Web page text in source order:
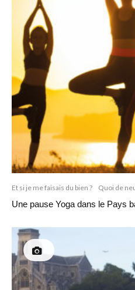
Et si je me faisais du bien ? Quoi de
Une pause Yoga dans le Pays